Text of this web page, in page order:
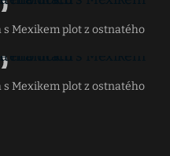
Mexikem plot z ostnatého
Mexikem plot z ostnatého